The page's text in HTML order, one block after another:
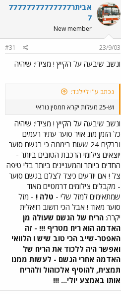
אביתר77777777777777
7
New member
23/9/03
#31
ונשב שיבעה על הקייץ ! מצידי: שיהיה
נכתב ע"י ליילנד:
וש-25 מעלות יקרא חמסין נוראי
ונשב שיבעה על הקייץ ! מצידי: שיהיה
כל הזמן מזג אויר סוער עתיר רעמים
וברקים 24 שעות ביממה כי בגשם סוער
יוצאים צילומי הרכבת הטובים ביותר -
החדים ביותר והמעניינים ביותר בלי טיפה
צל ! אם יודעים כיצד לצלם בגשם סוער
- מקבלים צילומים דרמטיים מאוד
שמתאימים למזל שלי - טלה ! - מזל
סוער מאוד ! אבל הכי חשוב רויאלית
יקרה: הריח של הגשם שעולה מן
האדמה הוא ריח מטריף !!! - זה
האפטר-שייב הכי טוב שיש ! הלוואי
ואפשר היה ללכוד את הריח של
האדמה אחרי הגשם - לעשות ממנו
תמצית, להוסיף אלכוהול ולהריח
אותו באמצע יולי... !!!